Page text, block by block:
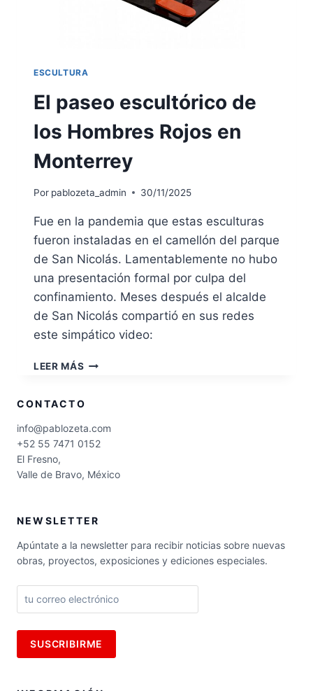
ESCULTURA
El paseo escultórico de
los Hombres Rojos en
Monterrey
Por pablozeta_admin 30/11/2025
Fue en la pandemia que estas esculturas
fueron instaladas en el camellón del parque
de San Nicolás. Lamentablemente no hubo
una presentación formal por culpa del
confinamiento. Meses después el alcalde
de San Nicolás compartió en sus redes
este simpático video:
LEER MÁS
DE
ROJOS
MONTERREY
CONTACTO
info@pablozeta.com
+52 55 7471 0152
El Fresno,
Valle de Bravo, México
NEWSLETTER
Apúntate a la newsletter para recibir noticias sobre nuevas
obras, proyectos, exposiciones y ediciones especiales.